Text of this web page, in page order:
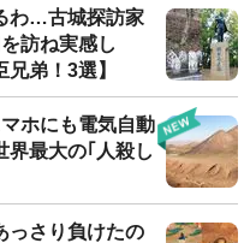
わ…古城探訪家
訪ね実感し
弟！3選】
ホにも電気自動
界最大の｢人殺し
っさり負けたの